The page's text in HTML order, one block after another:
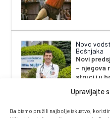
Upravljajte
Da bismo pružili najbolje iskustvo,
Novo
Bošnjaka
Novi
– njegova
struci i u